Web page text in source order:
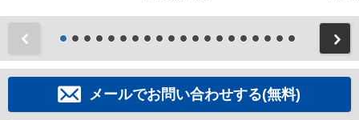
メールでお問い合わせする(無料)